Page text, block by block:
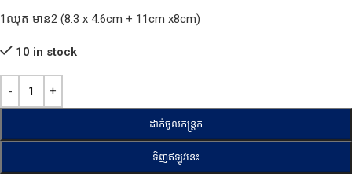
1ឈុត មាន2 (8.3 x 4.6cm + 11cm x8cm)
10 in stock
ដាក់ចូលកន្ត្រក
ទិញឥឡូវនេះ